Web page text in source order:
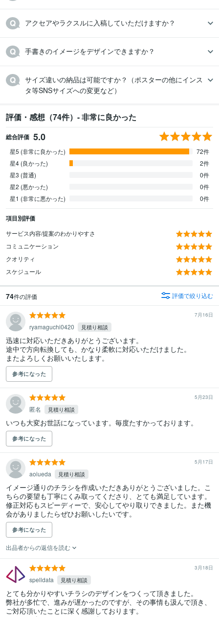
アクセアやラクスルに入稿していただけますか？
手書きのイメージをデザインできますか？
サイズ違いの納品は可能ですか？（ポスターの他にインス
タ等SNSサイズへの変更など）
評価・感想（74件）- 非常に良かった
総合評価 5.0
星5 (非常に良かった)
72件
星4 (良かった)
2件
星3 (普通)
0件
星2 (悪かった)
0件
星1 (非常に悪かった)
0件
項目別評価
サービス内容/提案のわかりやすさ
コミュニケーション
クオリティ
スケジュール
74件の評価 評価で絞り込む
7月16日
ryamaguchi0420 見積り相談
迅速に対応いただきありがとうございます。
途中で方向転換しても、かなり柔軟に対応いただけました。
またよろしくお願いいたします。
参考になった
5月23日
匿名 見積り相談
いつも大変お世話になっています。毎度たすかっております。
参考になった
5月17日
aoiueda 見積り相談
イメージ通りのチラシを作成いただきありがとうございました。こ
ちらの要望も丁寧にくみ取ってくださり、とても満足しています。
修正対応もスピーディーで、安心してやり取りできました。また機
会がありましたらぜひお願いしたいです。
参考になった
出品者からの返信を読む
3月18日
spelldata 見積り相談
とても分かりやすいチラシのデザインをつくって頂きました。
弊社が多忙で、進みが遅かったのですが、その事情も汲んで頂き、
ご対応頂いたことに深く感謝しております。